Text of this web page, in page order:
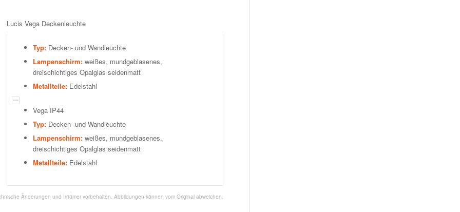
Lucis Vega Deckenleuchte
Typ: Decken- und Wandleuchte
Lampenschirm: weißes, mundgeblasenes,
dreischichtiges Opalglas seidenmatt
Metallteile: Edelstahl
Vega IP44
Typ: Decken- und Wandleuchte
Lampenschirm: weißes, mundgeblasenes,
dreischichtiges Opalglas seidenmatt
Metallteile: Edelstahl
Änderungen und Irrtümer vorbehalten. Abbildungen können vom Original abweichen.